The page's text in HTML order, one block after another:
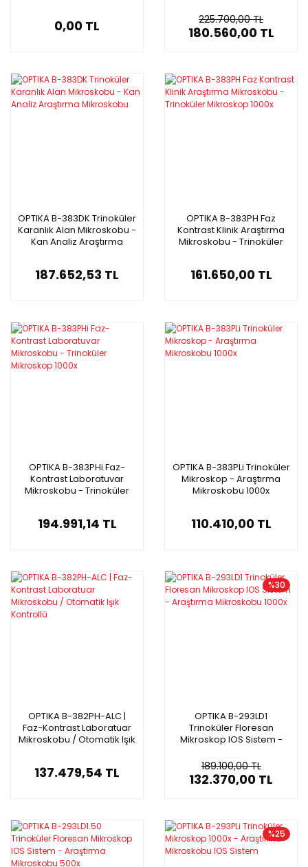
0,00 TL 225.700,00 TL
180.560,00 TL
OPTIKA B-383DK Trinoküler
Karanlık Alan Mikroskobu -
Kan Analiz Araştırma
187.652,53 TL
OPTIKA B-383PH Faz
Kontrast Klinik Araştırma
Mikroskobu - Trinoküler
161.650,00 TL
OPTIKA B-383PHi Faz-
Kontrast Laboratuvar
Mikroskobu - Trinoküler
194.991,14 TL
OPTIKA B-383PLi Trinoküler
Mikroskop - Araştırma
Mikroskobu 1000x
110.410,00 TL
OPTIKA B-382PH-ALC |
Faz-Kontrast Laboratuar
Mikroskobu / Otomatik Işık
137.479,54 TL
%30
OPTIKA B-293LD1
Trinoküler Floresan
Mikroskop IOS Sistem -
1000x
189.100,00 TL
132.370,00 TL
%25